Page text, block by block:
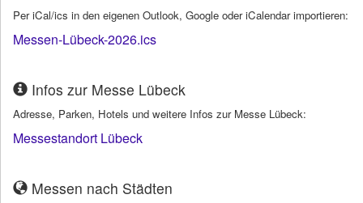
Per iCal/ics in den eigenen Outlook, Google oder iCalendar importieren:
Messen-Lübeck-2026.ics
Infos zur Messe Lübeck
Adresse, Parken, Hotels und weitere Infos zur Messe Lübeck:
Messestandort Lübeck
Messen nach Städten